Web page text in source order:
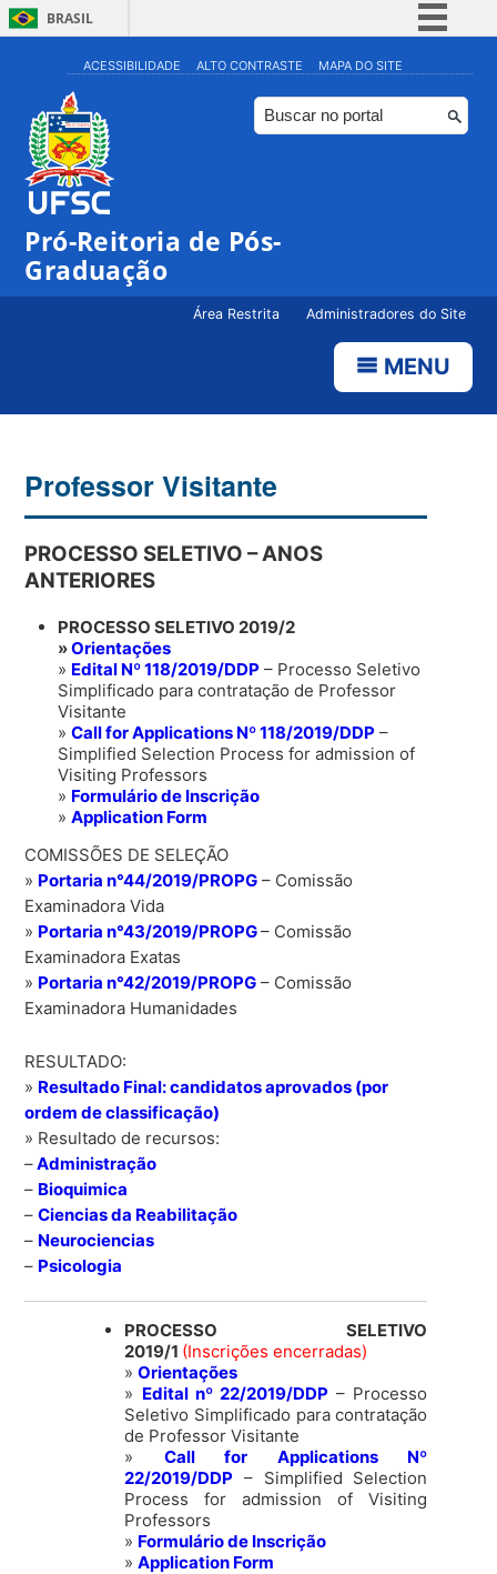
BRASIL
Simplifique!
Comunica BR
Participe
ACESSIBILIDADE ALTO CONTRASTE MAPA DO SITE
Pró-Reitoria de Pós-
Graduação
Área Restrita Administradores do Site
MENU
Professor Visitante
PROCESSO SELETIVO – ANOS
ANTERIORES
PROCESSO SELETIVO 2019/2
»Orientações
» Edital Nº 118/2019/DDP – Processo Seletivo
Simplificado para contratação de Professor
Visitante
»Call for Applications Nº 118/2019/DDP –
Simplified Selection Process for admission of
Visiting Professors
» Formulário de Inscrição
»Application Form
COMISSÕES DE SELEÇÃO
» Portaria n°44/2019/PROPG – Comissão
Examinadora Vida
» Portaria n°43/2019/PROPG– Comissão
Examinadora Exatas
» Portaria n°42/2019/PROPG – Comissão
Examinadora Humanidades
RESULTADO:
» Resultado Final: candidatos aprovados (por
ordem de classificação)
» Resultado de recursos:
–Administração
– Bioquimica
–Ciencias da Reabilitação
– Neurociencias
– Psicologia
PROCESSO SELETIVO
2019/1 (Inscrições encerradas)
»Orientações
» Edital nº 22/2019/DDP– Processo
Seletivo Simplificado para contratação
de Professor Visitante
» Call for Applications Nº
22/2019/DDP – Simplified Selection
Process for admission of Visiting
Professors
» Formulário de Inscrição
»Application Form